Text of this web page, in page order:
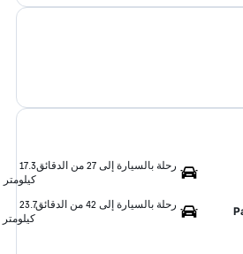
رحلة بالسيارة إلى 27 من الدقائق
17.3
كيلومتر
رحلة بالسيارة إلى 42 من الدقائق
23.7
كيلومتر